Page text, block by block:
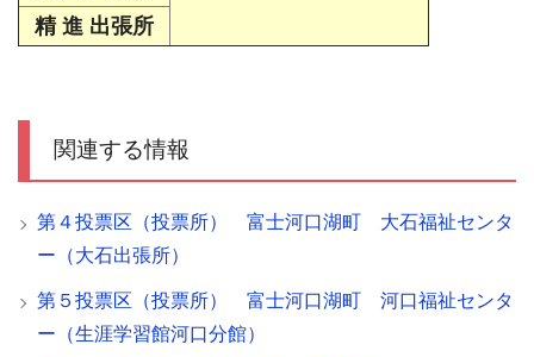
精 進 出張所
関連する情報
第４投票区（投票所） 富士河口湖町 大石福祉センタ
ー（大石出張所）
第５投票区（投票所） 富士河口湖町 河口福祉センタ
ー（生涯学習館河口分館）